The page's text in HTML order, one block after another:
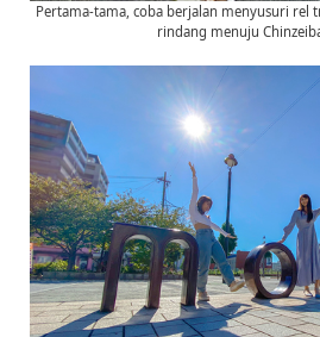
Pertama-tama, coba berjalan menyusuri rel
rindang menuju